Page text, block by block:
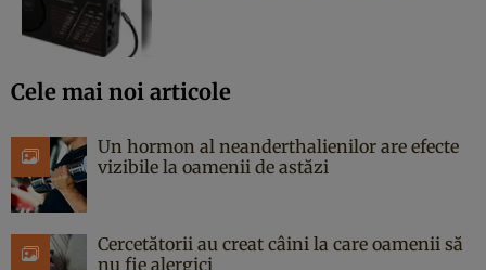
Cele mai noi articole
Un hormon al neanderthalienilor are efecte
vizibile la oamenii de astăzi
Cercetătorii au creat câini la care oamenii să
nu fie alergici